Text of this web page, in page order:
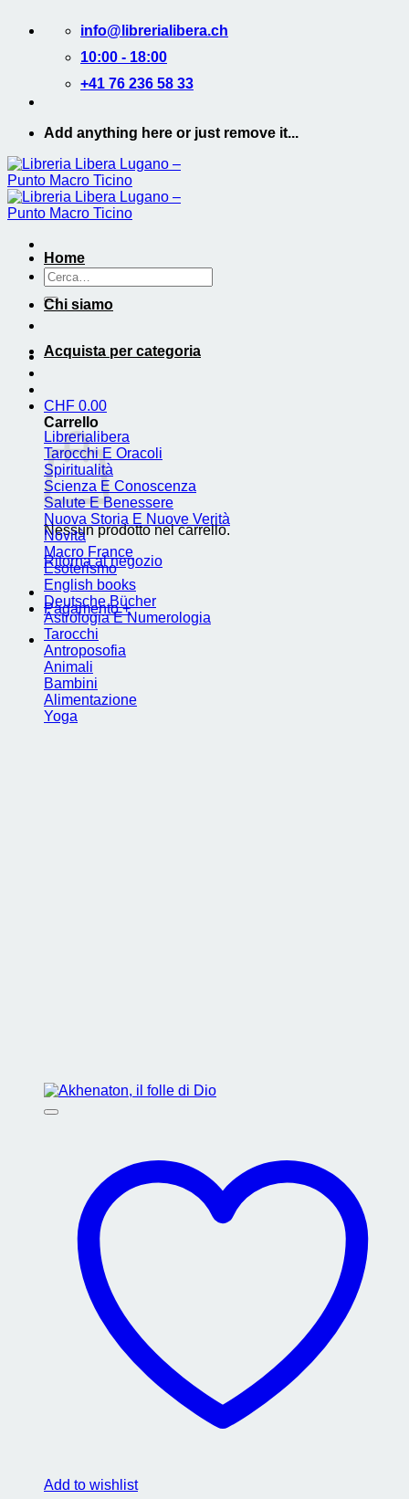
contenuti
info@librerialibera.ch
10:00 - 18:00
+41 76 236 58 33
Add anything here or just remove it...
Cerca:
CHF 0.00
Carrello
Nessun prodotto nel carrello.
Ritorna al negozio
Pagamento +
Home
Chi siamo
Acquista per categoria
Librerialibera
Tarocchi E Oracoli
Spiritualità
Scienza E Conoscenza
Salute E Benessere
Nuova Storia E Nuove Verità
Novità
Macro France
Esoterismo
English books
Deutsche Bücher
Astrologia E Numerologia
Tarocchi
Antroposofia
Animali
Bambini
Alimentazione
Yoga
Add to wishlist